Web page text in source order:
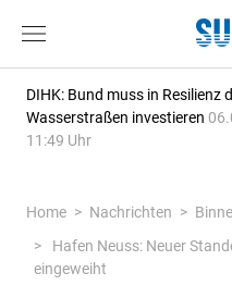
DIHK: Bund muss in Resilienz
Wasserstraßen investieren
11:49 Uhr
Home Nachrichten
Hafen Neuss: Neuer
eingeweiht